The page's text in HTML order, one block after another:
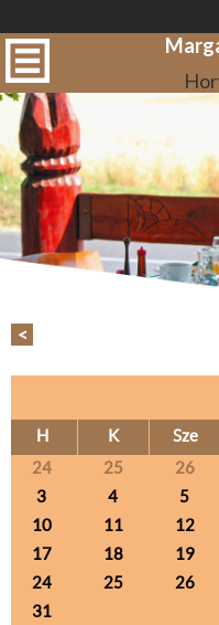
<
H K Sze
24
25 26
3
4 5
10
11 12
17
18 19
24
25 26
31